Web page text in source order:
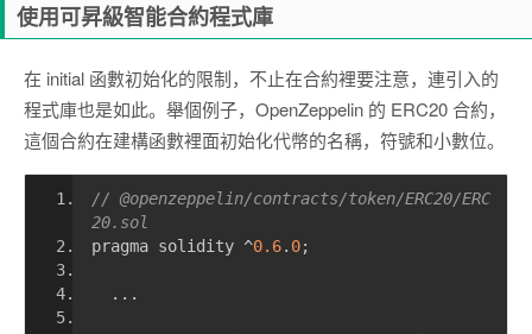
使用可昇級智能合約程式庫
在 initial 函數初始化的限制，不止在合約裡要注意，連引入的
程式庫也是如此。舉個例子，OpenZeppelin 的 ERC20 合約，
這個合約在建構函數裡面初始化代幣的名稱，符號和小數位。
// @openzeppelin/contracts/token/ERC20/ERC
20.sol
pragma solidity ^0.6. 0;
...